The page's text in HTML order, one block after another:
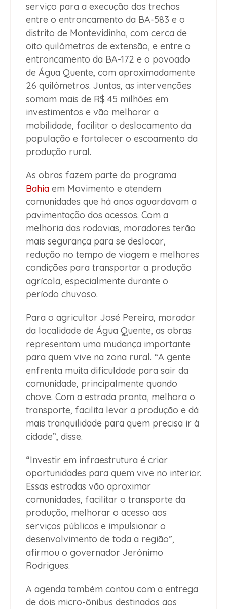
serviço para a execução dos trechos
entre o entroncamento da BA-583 e o
distrito de Montevidinha, com cerca de
oito quilômetros de extensão, e entre o
entroncamento da BA-172 e o povoado
de Água Quente, com aproximadamente
26 quilômetros. Juntas, as intervenções
somam mais de R$ 45 milhões em
investimentos e vão melhorar a
mobilidade, facilitar o deslocamento da
população e fortalecer o escoamento da
produção rural.
As obras fazem parte do programa
Bahia em Movimento e atendem
comunidades que há anos aguardavam a
pavimentação dos acessos. Com a
melhoria das rodovias, moradores terão
mais segurança para se deslocar,
redução no tempo de viagem e melhores
condições para transportar a produção
agrícola, especialmente durante o
período chuvoso.
Para o agricultor José Pereira, morador
da localidade de Água Quente, as obras
representam uma mudança importante
para quem vive na zona rural. “A gente
enfrenta muita dificuldade para sair da
comunidade, principalmente quando
chove. Com a estrada pronta, melhora o
transporte, facilita levar a produção e dá
mais tranquilidade para quem precisa ir à
cidade”, disse.
“Investir em infraestrutura é criar
oportunidades para quem vive no interior.
Essas estradas vão aproximar
comunidades, facilitar o transporte da
produção, melhorar o acesso aos
serviços públicos e impulsionar o
desenvolvimento de toda a região”,
afirmou o governador Jerônimo
Rodrigues.
A agenda também contou com a entrega
de dois micro-ônibus destinados aos